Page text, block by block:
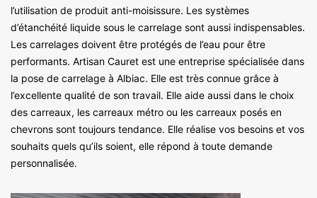
l’utilisation de produit anti-moisissure. Les systèmes
d’étanchéité liquide sous le carrelage sont aussi indispensables.
Les carrelages doivent être protégés de l’eau pour être
performants. Artisan Cauret est une entreprise spécialisée dans
la pose de carrelage à Albiac. Elle est très connue grâce à
l’excellente qualité de son travail. Elle aide aussi dans le choix
des carreaux, les carreaux métro ou les carreaux posés en
chevrons sont toujours tendance. Elle réalise vos besoins et vos
souhaits quels qu’ils soient, elle répond à toute demande
personnalisée.